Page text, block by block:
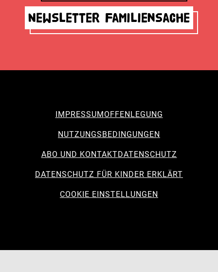
Newsletter Familiensache
IMPRESSUMOFFENLEGUNG
NUTZUNGSBEDINGUNGEN
ABO UND KONTAKTDATENSCHUTZ
DATENSCHUTZ FÜR KINDER ERKLÄRT
COOKIE EINSTELLUNGEN